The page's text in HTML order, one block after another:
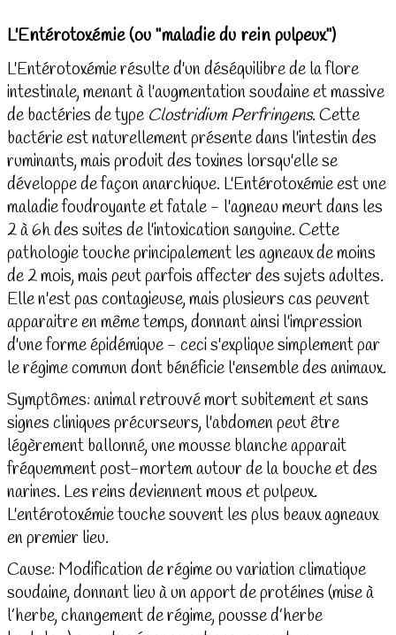
L'Entérotoxémie (ou "maladie du rein pulpeux")
L'Entérotoxémie résulte d'un déséquilibre de la flore
intestinale, menant à l'augmentation soudaine et massive
de bactéries de type Clostridium Perfringens. Cette
bactérie est naturellement présente dans l'intestin des
ruminants, mais produit des toxines lorsqu'elle se
développe de façon anarchique. L'Entérotoxémie est une
maladie foudroyante et fatale - l'agneau meurt dans les
2 à 6h des suites de l'intoxication sanguine. Cette
pathologie touche principalement les agneaux de moins
de 2 mois, mais peut parfois affecter des sujets adultes.
Elle n'est pas contagieuse, mais plusieurs cas peuvent
apparaitre en même temps, donnant ainsi l'impression
d'une forme épidémique - ceci s'explique simplement par
le régime commun dont bénéficie l'ensemble des animaux.
Symptômes: animal retrouvé mort subitement et sans
signes cliniques précurseurs, l'abdomen peut être
légèrement ballonné, une mousse blanche apparait
fréquemment post-mortem autour de la bouche et des
narines. Les reins deviennent mous et pulpeux.
L'entérotoxémie touche souvent les plus beaux agneaux
en premier lieu.
Cause: Modification de régime ou variation climatique
soudaine, donnant lieu à un apport de protéines (mise à
l’herbe, changement de régime, pousse d’herbe